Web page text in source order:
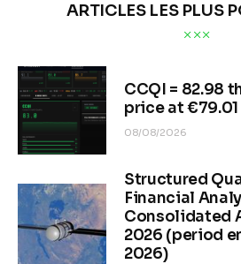
ARTICLES LES PLUS
CCQI = 82.98
price at €79.01
08/08/2026
Structured
Financial
Consolidated
2026 (period
2026)